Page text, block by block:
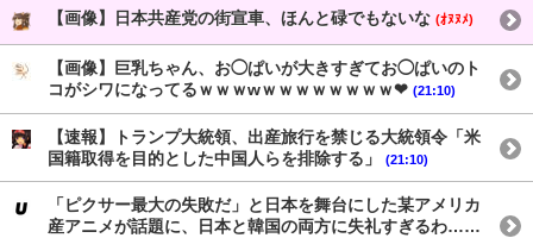
【画像】日本共産党の街宣車、ほんと碌でもないな (ｵﾇﾇﾒ)
【画像】巨乳ちゃん、お◯ぱいが大きすぎてお◯ぱいのト
コがシワになってるｗｗｗwｗｗｗｗｗｗｗｗ❤ (21:10)
【速報】トランプ大統領、出産旅行を禁じる大統領令「米
国籍取得を目的とした中国人らを排除する」
(21:10)
「ピクサー最大の失敗だ」と日本を舞台にした某アメリカ
産アニメが話題に、日本と韓国の両方に失礼すぎるわ……